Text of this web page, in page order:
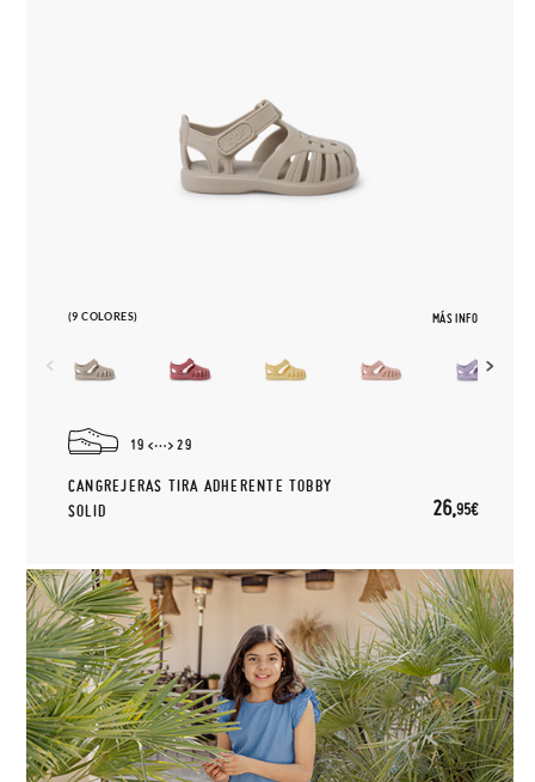
(9 COLORES) MÁS INFO
19 29
CANGREJERAS TIRA ADHERENTE TOBBY
SOLID
26,95€